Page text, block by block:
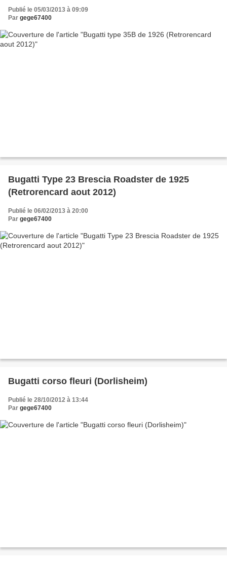
Publié le 05/03/2013 à 09:09
Par gege67400
Bugatti Type 23 Brescia Roadster de 1925
(Retrorencard aout 2012)
Publié le 06/02/2013 à 20:00
Par gege67400
Bugatti corso fleuri (Dorlisheim)
Publié le 28/10/2012 à 13:44
Par gege67400